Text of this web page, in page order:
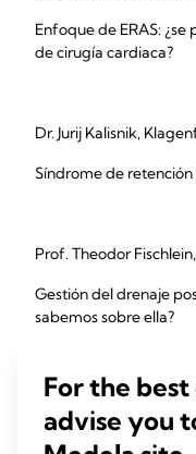
Enfoque de ERAS:
de cirugía cardiaca?
Dr. Jurij Kalisnik,
Síndrome de retención
Prof. Theodor
Gestión del drenaje
sabemos sobre ella?
Prof. Nestoras
MICS y cómo la
For the
advise you